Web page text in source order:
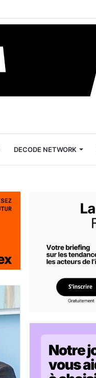
DECODE NETWORK